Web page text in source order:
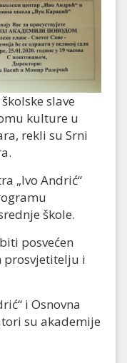
slave
kulture u
rekli su Srni
„Ivo Andrić“
škole.
posvećen
prosvjetitelju i
i Osnovna
su akademije